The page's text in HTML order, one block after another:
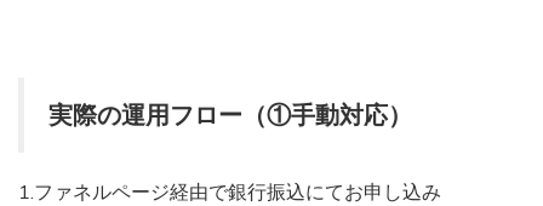
実際の運用フロー（①手動対応）
1.ファネルページ経由で銀行振込にてお申し込み